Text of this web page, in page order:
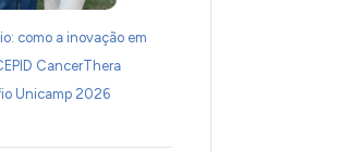
como a inovação em
CancerThera
Unicamp 2026